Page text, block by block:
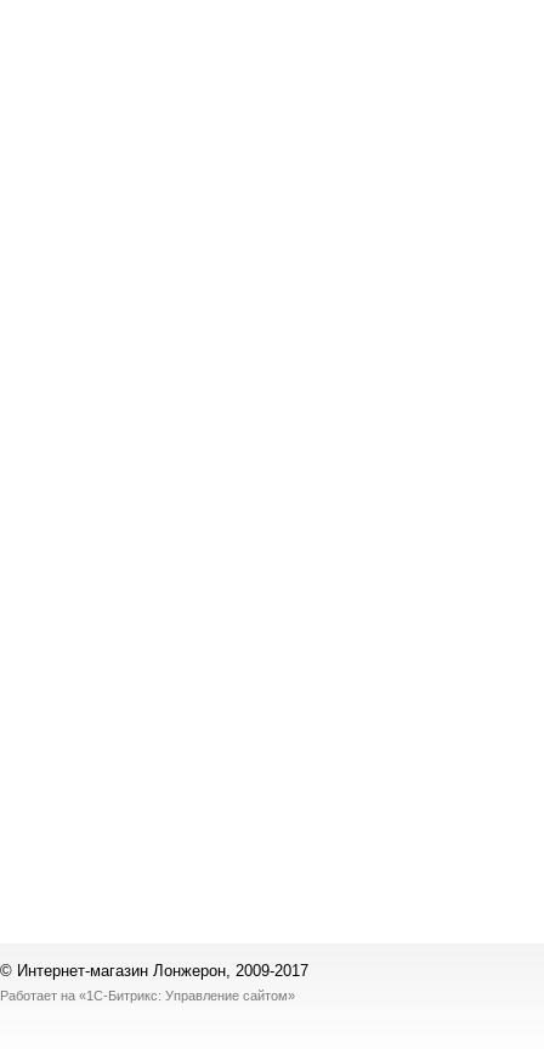
© Интернет-магазин Лонжерон, 2009-2017
Работает на «1С-Битрикс: Управление сайтом»